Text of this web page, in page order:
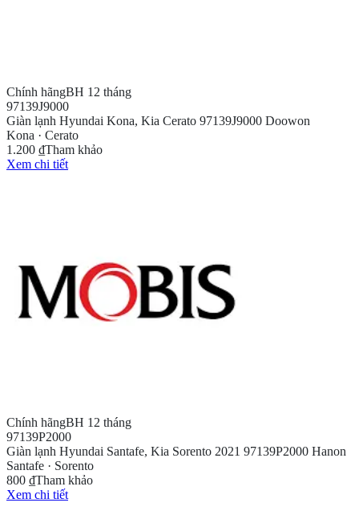
Chính hãngBH 12 tháng
97139J9000
Giàn lạnh Hyundai Kona, Kia Cerato 97139J9000 Doowon
Kona · Cerato
1.200 ₫Tham khảo
Xem chi tiết
Chính hãngBH 12 tháng
97139P2000
Giàn lạnh Hyundai Santafe, Kia Sorento 2021 97139P2000 Hanon
Santafe · Sorento
800 ₫Tham khảo
Xem chi tiết